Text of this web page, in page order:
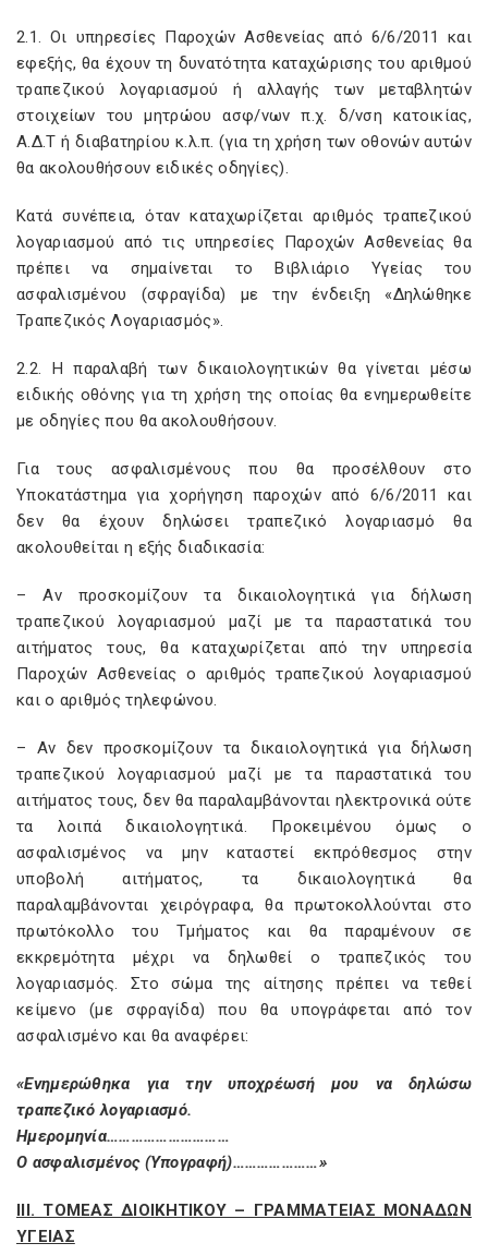
2.1. Οι υπηρεσίες Παροχών Ασθενείας από 6/6/2011 και
εφεξής, θα έχουν τη δυνατότητα καταχώρισης του αριθμού
τραπεζικού λογαριασμού ή αλλαγής των μεταβλητών
στοιχείων του μητρώου ασφ/νων π.χ. δ/νση κατοικίας,
Α.Δ.Τ ή διαβατηρίου κ.λ.π. (για τη χρήση των οθονών αυτών
θα ακολουθήσουν ειδικές οδηγίες).
Κατά συνέπεια, όταν καταχωρίζεται αριθμός τραπεζικού
λογαριασμού από τις υπηρεσίες Παροχών Ασθενείας θα
πρέπει να σημαίνεται το Βιβλιάριο Υγείας του
ασφαλισμένου (σφραγίδα) με την ένδειξη «Δηλώθηκε
Τραπεζικός Λογαριασμός».
2.2. Η παραλαβή των δικαιολογητικών θα γίνεται μέσω
ειδικής οθόνης για τη χρήση της οποίας θα ενημερωθείτε
με οδηγίες που θα ακολουθήσουν.
Για τους ασφαλισμένους που θα προσέλθουν στο
Υποκατάστημα για χορήγηση παροχών από 6/6/2011 και
δεν θα έχουν δηλώσει τραπεζικό λογαριασμό θα
ακολουθείται η εξής διαδικασία:
– Αν προσκομίζουν τα δικαιολογητικά για δήλωση
τραπεζικού λογαριασμού μαζί με τα παραστατικά του
αιτήματος τους, θα καταχωρίζεται από την υπηρεσία
Παροχών Ασθενείας ο αριθμός τραπεζικού λογαριασμού
και ο αριθμός τηλεφώνου.
– Αν δεν προσκομίζουν τα δικαιολογητικά για δήλωση
τραπεζικού λογαριασμού μαζί με τα παραστατικά του
αιτήματος τους, δεν θα παραλαμβάνονται ηλεκτρονικά ούτε
τα λοιπά δικαιολογητικά. Προκειμένου όμως ο
ασφαλισμένος να μην καταστεί εκπρόθεσμος στην
υποβολή αιτήματος, τα δικαιολογητικά θα
παραλαμβάνονται χειρόγραφα, θα πρωτοκολλούνται στο
πρωτόκολλο του Τμήματος και θα παραμένουν σε
εκκρεμότητα μέχρι να δηλωθεί ο τραπεζικός του
λογαριασμός. Στο σώμα της αίτησης πρέπει να τεθεί
κείμενο (με σφραγίδα) που θα υπογράφεται από τον
ασφαλισμένο και θα αναφέρει:
«Ενημερώθηκα για την υποχρέωσή μου να δηλώσω
τραπεζικό λογαριασμό.
Ημερομηνία…………………………
Ο ασφαλισμένος (Υπογραφή)…………………»
III. ΤΟΜΕΑΣ ΔΙΟΙΚΗΤΙΚΟΥ – ΓΡΑΜΜΑΤΕΙΑΣ ΜΟΝΑΔΩΝ
ΥΓΕΙΑΣ